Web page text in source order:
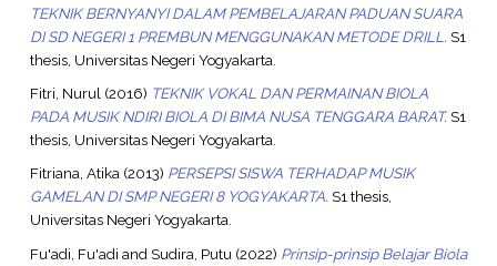
TEKNIK BERNYANYI DALAM PEMBELAJARAN PADUAN SUARA
DI SD NEGERI 1 PREMBUN MENGGUNAKAN METODE DRILL. S1
thesis, Universitas Negeri Yogyakarta.
Fitri, Nurul (2016) TEKNIK VOKAL DAN PERMAINAN BIOLA
PADA MUSIK NDIRI BIOLA DI BIMA NUSA TENGGARA BARAT.S1
thesis, Universitas Negeri Yogyakarta.
Fitriana, Atika(2013) PERSEPSI SISWA TERHADAP MUSIK
GAMELAN DI SMP NEGERI 8 YOGYAKARTA. S1 thesis,
Universitas Negeri Yogyakarta.
Fu'adi, Fu'adi and Sudira, Putu (2022) Prinsip-prinsip Belajar Biola